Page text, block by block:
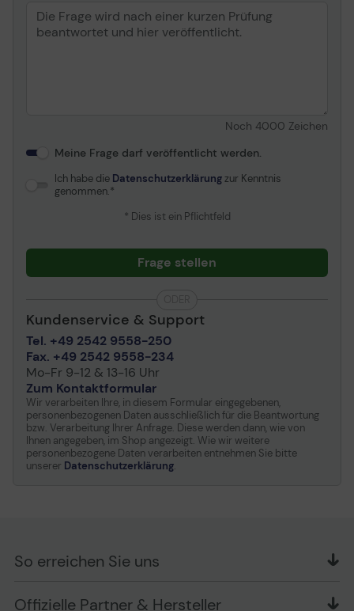
Noch 4000 Zeichen
Meine Frage darf veröffentlicht werden.
Ich habe die Datenschutzerklärungzur Kenntnis
genommen.
* Dies ist ein Pflichtfeld
Frage stellen
Kundenservice & Support
Tel. +49 2542 9558-250
Fax. +49 2542 9558-234
Mo-Fr 9-12 & 13-16 Uhr
Zum Kontaktformular
Wir verarbeiten Ihre, in diesem Formular eingegebenen,
personenbezogenen Daten ausschließlich für die Beantwortung
bzw. Verarbeitung Ihrer Anfrage. Diese werden dann, wie von
Ihnen angegeben, im Shop angezeigt. Wie wir weitere
personenbezogene Daten verarbeiten entnehmen Sie bitte
unserer Datenschutzerklärung.
Offizielle Partner & Hersteller
So erreichen Sie uns
Schlesierring 35